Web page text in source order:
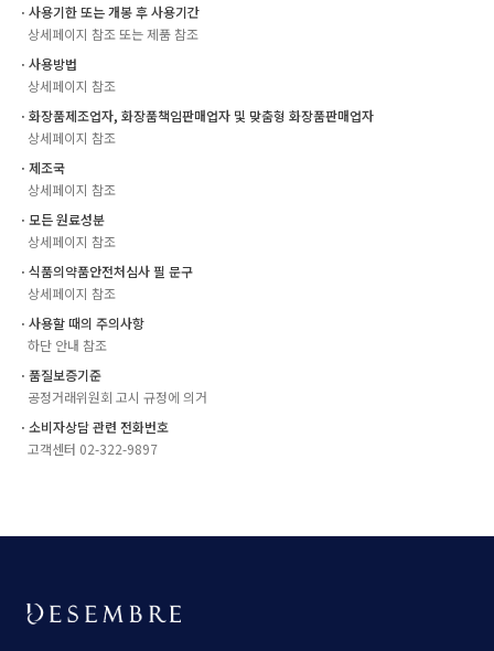
ㆍ사용기한 또는 개봉 후 사용기간
상세페이지 참조 또는 제품 참조
ㆍ사용방법
상세페이지 참조
ㆍ화장품제조업자, 화장품책임판매업자 및 맞춤형 화장품판매업자
상세페이지 참조
ㆍ제조국
상세페이지 참조
ㆍ모든 원료성분
상세페이지 참조
ㆍ식품의약품안전처심사 필 문구
상세페이지 참조
ㆍ사용할 때의 주의사항
하단 안내 참조
ㆍ품질보증기준
공정거래위원회 고시 규정에 의거
ㆍ소비자상담 관련 전화번호
고객센터 02-322-9897